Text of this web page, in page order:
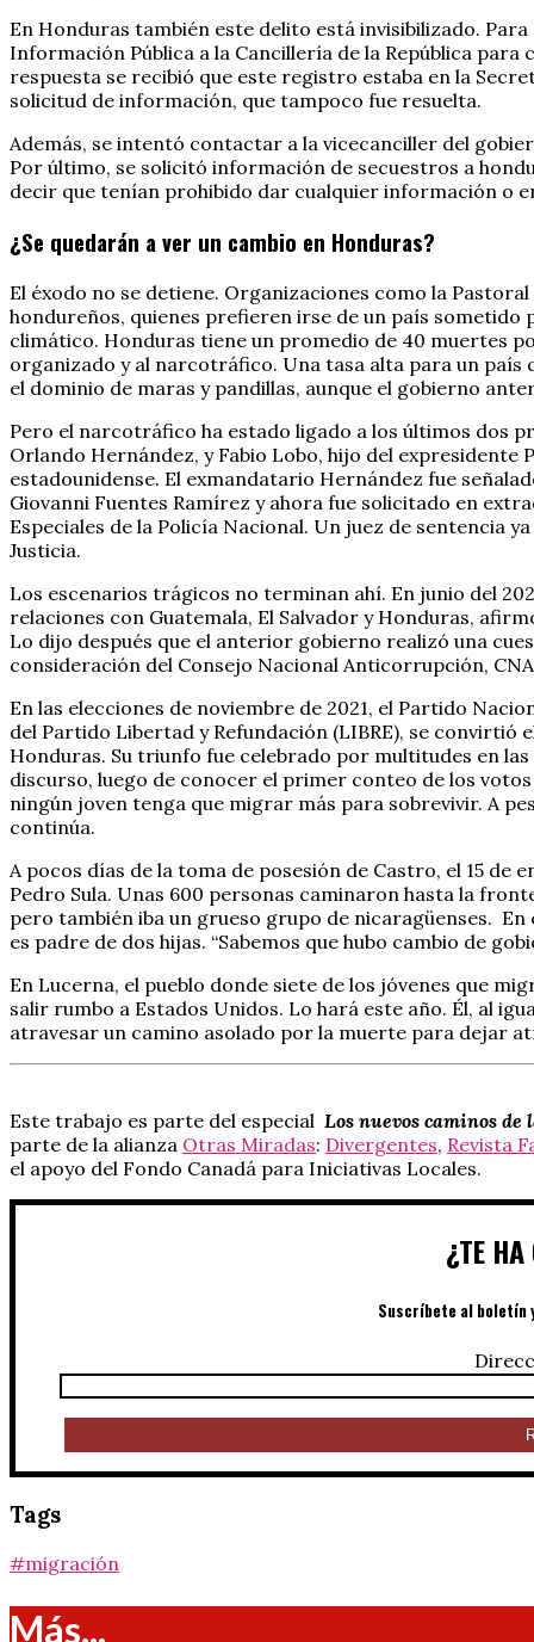
En Honduras también este delito está invisibilizado.
Información Pública a la Cancillería de la República
respuesta se recibió que este registro estaba en la
solicitud de información, que tampoco fue resuelta.
Además, se intentó contactar a la vicecanciller del
Por último, se solicitó información de secuestros a
decir que tenían prohibido dar cualquier información o
¿Se quedarán a ver un cambio en Honduras?
El éxodo no se detiene. Organizaciones como la
hondureños, quienes prefieren irse de un país
climático. Honduras tiene un promedio de 40 muertes
organizado y al narcotráfico. Una tasa alta para un país
el dominio de maras y pandillas, aunque el gobierno
Pero el narcotráfico ha estado ligado a los últimos dos
Orlando Hernández, y Fabio Lobo, hijo del
estadounidense. El exmandatario Hernández fue
Giovanni Fuentes Ramírez y ahora fue solicitado en
Especiales de la Policía Nacional. Un juez de sentencia
Justicia.
Los escenarios trágicos no terminan ahí. En junio del
relaciones con Guatemala, El Salvador y Honduras,
Lo dijo después que el anterior gobierno realizó una
consideración del Consejo Nacional Anticorrupción,
En las elecciones de noviembre de 2021, el Partido
del Partido Libertad y Refundación (LIBRE), se
Honduras. Su triunfo fue celebrado por multitudes en
discurso, luego de conocer el primer conteo de los
ningún joven tenga que migrar más para sobrevivir. A
continúa.
A pocos días de la toma de posesión de Castro, el 15 de
Pedro Sula. Unas 600 personas caminaron hasta la
pero también iba un grueso grupo de nicaragüenses.
es padre de dos hijas. “Sabemos que hubo cambio de
En Lucerna, el pueblo donde siete de los jóvenes que
salir rumbo a Estados Unidos. Lo hará este año. Él, al
atravesar un camino asolado por la muerte para dejar
Este trabajo es parte del especial Los nuevos caminos
parte de la alianza Otras Miradas: Divergentes, Revista
el apoyo del Fondo Canadá para Iniciativas Locales.
¿TE
Suscríbete al boletín
Tags
#migración
Más...